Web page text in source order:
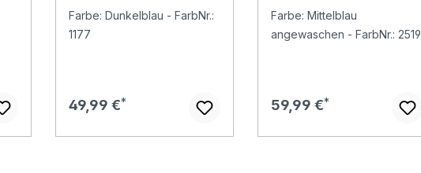
dark blue
Farbe: Dunkelblau - FarbNr.:
1177
Regulärer Preis:
49,99 €
Farbe: Mittelblau
angewaschen - FarbNr.: 2519
Regulärer Preis:
59,99 €